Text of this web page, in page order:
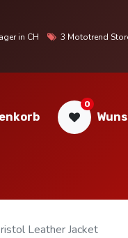
in CH 3 Mototrend
0
Leather Jacket